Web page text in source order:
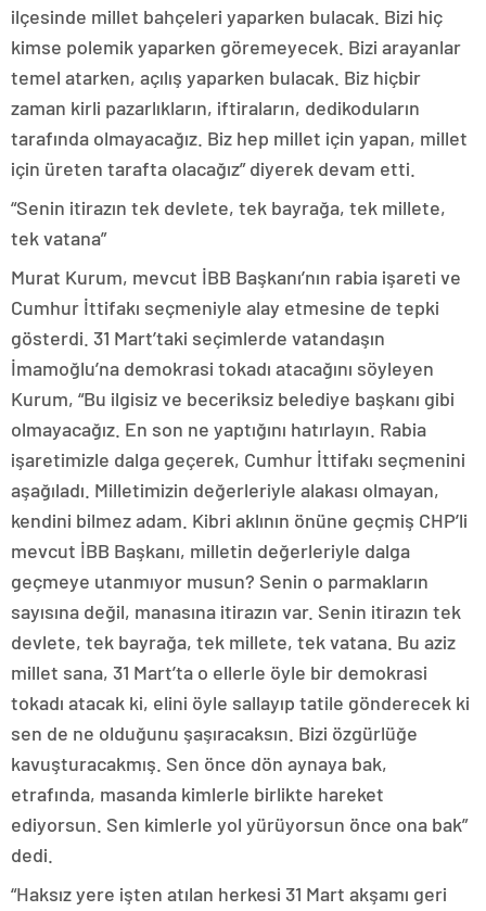
ilçesinde millet bahçeleri yaparken bulacak. Bizi hiç
kimse polemik yaparken göremeyecek. Bizi arayanlar
temel atarken, açılış yaparken bulacak. Biz hiçbir
zaman kirli pazarlıkların, iftiraların, dedikoduların
tarafında olmayacağız. Biz hep millet için yapan, millet
için üreten tarafta olacağız” diyerek devam etti.
“Senin itirazın tek devlete, tek bayrağa, tek millete,
tek vatana”
Murat Kurum, mevcut İBB Başkanı’nın rabia işareti ve
Cumhur İttifakı seçmeniyle alay etmesine de tepki
gösterdi. 31 Mart’taki seçimlerde vatandaşın
İmamoğlu’na demokrasi tokadı atacağını söyleyen
Kurum, “Bu ilgisiz ve beceriksiz belediye başkanı gibi
olmayacağız. En son ne yaptığını hatırlayın. Rabia
işaretimizle dalga geçerek, Cumhur İttifakı seçmenini
aşağıladı. Milletimizin değerleriyle alakası olmayan,
kendini bilmez adam. Kibri aklının önüne geçmiş CHP’li
mevcut İBB Başkanı, milletin değerleriyle dalga
geçmeye utanmıyor musun? Senin o parmakların
sayısına değil, manasına itirazın var. Senin itirazın tek
devlete, tek bayrağa, tek millete, tek vatana. Bu aziz
millet sana, 31 Mart’ta o ellerle öyle bir demokrasi
tokadı atacak ki, elini öyle sallayıp tatile gönderecek ki
sen de ne olduğunu şaşıracaksın. Bizi özgürlüğe
kavuşturacakmış. Sen önce dön aynaya bak,
etrafında, masanda kimlerle birlikte hareket
ediyorsun. Sen kimlerle yol yürüyorsun önce ona bak”
dedi.
“Haksız yere işten atılan herkesi 31 Mart akşamı geri